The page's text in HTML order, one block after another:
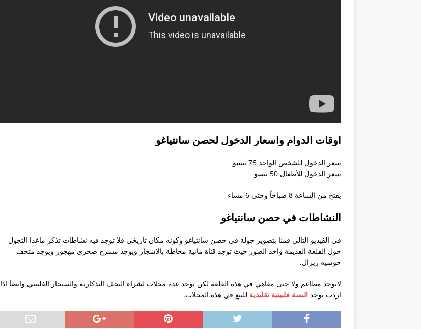
الأوراق المطلوبة للمتزوج من فلبنية و يوجد طفل و يرغب في الإقامة في الفلبين
طريقة حصول الجزائري على تأشيرة الفلبين
بوراكاي
الزواج والحصول على الاقامة الفلبينية
اريد عناوين الفنادق الاقتصادية في مانيلا
دراسة الطب في الفلبين
زواج مغربية من سعودي
ليش اغلب الامريكان والاوروبيين معهم فلبينيات
تأشيره الفلبين في عام 2018
اوقات الدوام واسعار الدخول لحصن سانتياغو
سعر الدخول للشخص الواحد 75 بيسو
سعر الدخول للأطفال 50 بيسو
يفتح من الساعة 8 صباحاً وحتى 6 مساء
النشاطات في حصن سانتياغو
في الفيديو التالي قمنا بتصوير جولة في حصن سانتياغو وكونه مكان تاريخي فلا توجد فيه نشاطات تذكر ماعدا التجول
حول القلعة القديمة واخذ الصور حيث توجد قناة مائية محاطة بالاشجار ويوجد مسرح صخري مهجور ويوجد متحف
خوسيه ريزال.
لايوجد مطاعم ولا حتى مقاهي في هذه القلعة لكن يوجد عدة محلات لشراء التحف التذكارية والسيجار الفلبيني وايضآ اذا
اردت يوجد البسة فلبينية تقليدية للبيع في هذه المحلات.